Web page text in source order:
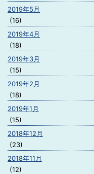
2019年5月
(16)
2019年4月
(18)
2019年3月
(15)
2019年2月
(18)
2019年1月
(15)
2018年12月
(23)
2018年11月
(12)